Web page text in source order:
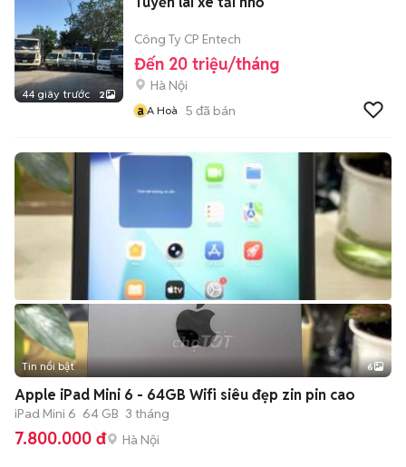
44 giây trước 2
Công Ty CP Entech
Đến 20 triệu/tháng
Hà Nội
a A Hoà 5 đã bán
+2
Tin nổi bật 6
Apple iPad Mini 6 - 64GB Wifi siêu đẹp zin pin cao
iPad Mini 6 64 GB 3 tháng
7.800.000 đ Hà Nội